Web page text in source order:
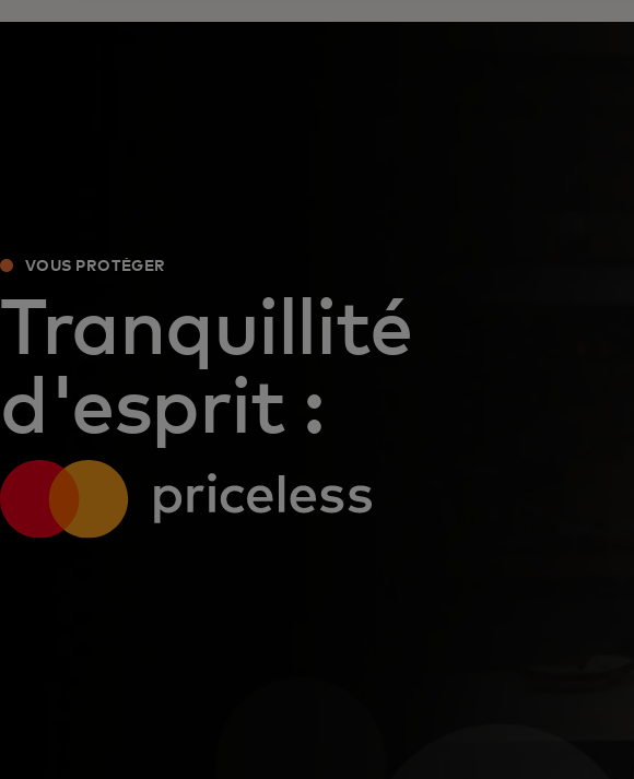
VOUS PROTÉGER
Tranquillité
d'esprit :